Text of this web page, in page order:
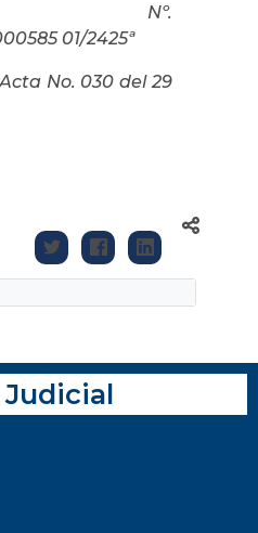
Nº.
01/2425ª
No. 030 del 29
Judicial